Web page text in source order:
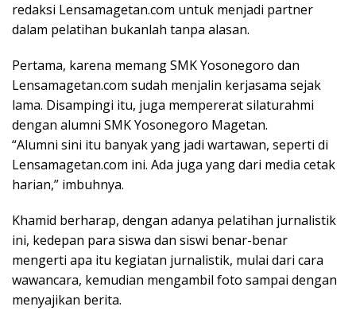
redaksi Lensamagetan.com untuk menjadi partner
dalam pelatihan bukanlah tanpa alasan.
Pertama, karena memang SMK Yosonegoro dan
Lensamagetan.com sudah menjalin kerjasama sejak
lama. Disampingi itu, juga mempererat silaturahmi
dengan alumni SMK Yosonegoro Magetan.
“Alumni sini itu banyak yang jadi wartawan, seperti di
Lensamagetan.com ini. Ada juga yang dari media cetak
harian,” imbuhnya.
Khamid berharap, dengan adanya pelatihan jurnalistik
ini, kedepan para siswa dan siswi benar-benar
mengerti apa itu kegiatan jurnalistik, mulai dari cara
wawancara, kemudian mengambil foto sampai dengan
menyajikan berita.